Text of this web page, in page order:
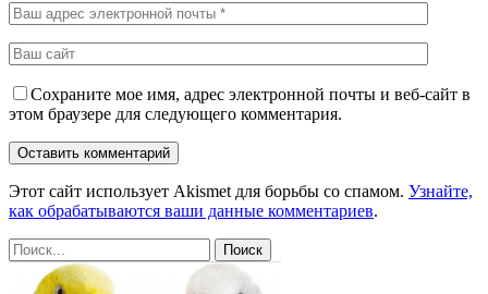
Сохраните мое имя, адрес электронной почты и веб-сайт в
этом браузере для следующего комментария.
Этот сайт использует Akismet для борьбы со спамом. Узнайте,
как обрабатываются ваши данные комментариев.